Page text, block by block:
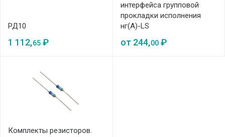
РД10
1 112,65 ₽
интерфейса групповой
прокладки исполнения
нг(А)-LS
от 244,00₽
Комплекты резисторов.